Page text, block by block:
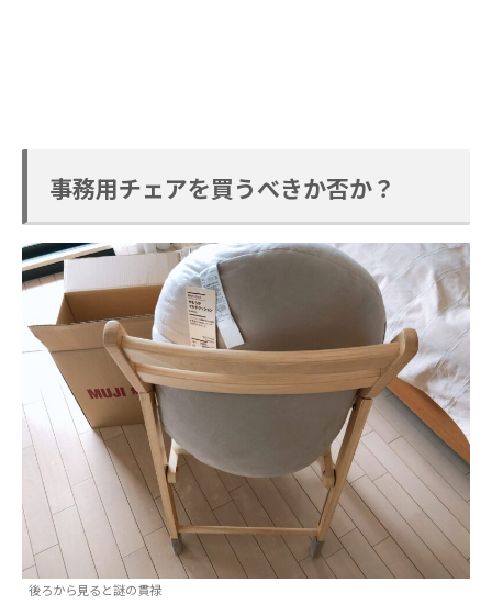
事務用チェアを買うべきか否か？
後ろから見ると謎の貫禄